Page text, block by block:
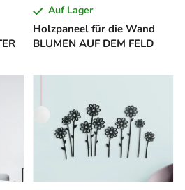
Holzpaneel für die Wand
BLUMEN AUF DEM FELD
Auf Lager